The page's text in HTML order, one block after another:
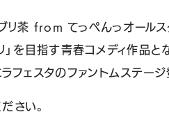
リ茶 from てっぺんっオールス
を目指す青春コメディ作品と
フェスタのファントムステージ
さい。